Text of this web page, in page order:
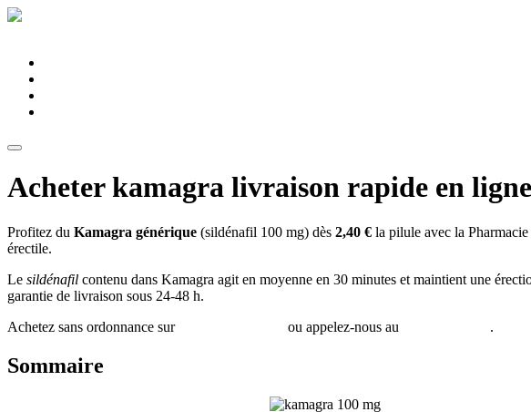
Acheter kamagra livraison rapide en ligne
Profitez du Kamagra générique (sildénafil 100 mg) dès 2,40 € la pilule avec la
érectile.
Le sildénafil contenu dans Kamagra agit en moyenne en 30 minutes et maintient une
garantie de livraison sous 24-48 h.
Achetez sans ordonnance sur
ou appelez-nous au .
Sommaire